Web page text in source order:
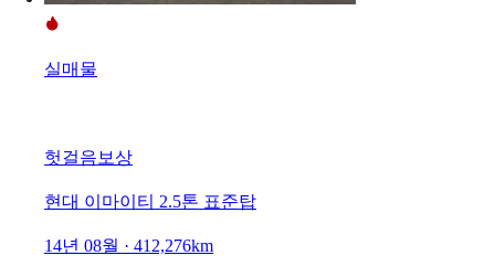
실매물
헛걸음보상
현대 이마이티 2.5톤 표준탑
14년 08월 · 412,276km